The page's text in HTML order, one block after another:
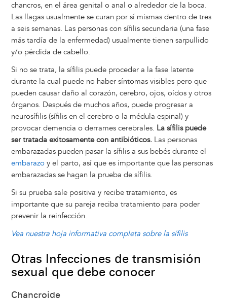
chancros, en el área genital o anal o alrededor de la boca.
Las llagas usualmente se curan por sí mismas dentro de tres
a seis semanas. Las personas con sífilis secundaria (una fase
más tardía de la enfermedad) usualmente tienen sarpullido
y/o pérdida de cabello.
Si no se trata, la sífilis puede proceder a la fase latente
durante la cual puede no haber síntomas visibles pero que
pueden causar daño al corazón, cerebro, ojos, oídos y otros
órganos. Después de muchos años, puede progresar a
neurosífilis (sífilis en el cerebro o la médula espinal) y
provocar demencia o derrames cerebrales. La sífilis puede
ser tratada exitosamente con antibióticos.Las personas
embarazadas pueden pasar la sífilis a sus bebés durante el
embarazoy el parto, así que es importante que las personas
embarazadas se hagan la prueba de sífilis.
Si su prueba sale positiva y recibe tratamiento, es
importante que su pareja reciba tratamiento para poder
prevenir la reinfección.
Vea nuestra hoja informativa completa sobre la sífilis
Otras Infecciones de transmisión
sexual que debe conocer
Chancroide